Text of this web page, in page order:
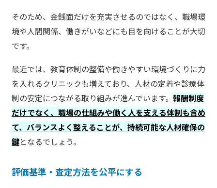
そのため、金銭面だけを充実させるのではなく、職場環
境や人間関係、働きがいなどにも目を向けることが大切
です。
最近では、教育体制の整備や働きやすい環境づくりに力
を入れるクリニックも増えており、人材の定着や診療体
制の安定につながる取り組みが進んでいます。 報酬制度
だけでなく、職場の仕組みや働く人を支える体制も含め
て、バランスよく整えることが、持続可能な人材確保の
鍵となるでしょう。
評価基準・査定方法を公平にする